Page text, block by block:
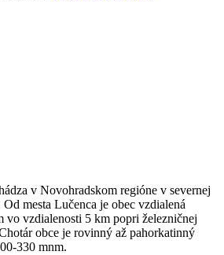
v Novohradskom regióne v severnej
mesta Lučenca je obec vzdialená
vo vzdialenosti 5 km popri železničnej
obce je rovinný až pahorkatinný
330 mnm.